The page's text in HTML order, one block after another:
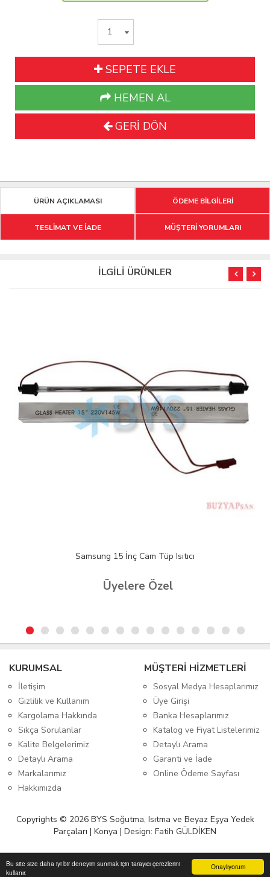
Onaylıyorum
Bu site size daha iyi bir deneyim sunmak için tarayıcı çerezlerini
kullanır.
Anasayfa Sipariş Takibi İletişim
SEPETE EKLE
HEMEN AL
GERİ DÖN
ÜRÜN AÇIKLAMASI ÖDEME BİLGİLERİ
TESLİMAT VE İADE MÜŞTERİ YORUMLARI
İLGİLİ ÜRÜNLER
Samsung 15 İnç Cam Tüp Isıtıcı
Üyelere Özel
KURUMSAL
İletişim
Gizlilik ve Kullanım
Kargolama Hakkında
Sıkça Sorulanlar
Kalite Belgelerimiz
Detaylı Arama
Markalarımız
Hakkımızda
MÜŞTERİ HİZMETLERİ
Sosyal Medya Hesaplarımız
Üye Girişi
Banka Hesaplarımız
Katalog ve Fiyat Listelerimiz
Detaylı Arama
Garanti ve İade
Online Ödeme Sayfası
Copyrights © 2026 BYS Soğutma, Isıtma ve Beyaz Eşya Yedek
Parçaları | Konya | Design: Fatih GÜLDİKEN